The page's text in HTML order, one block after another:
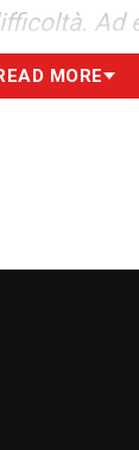
Ad
Roma.
di
MORE